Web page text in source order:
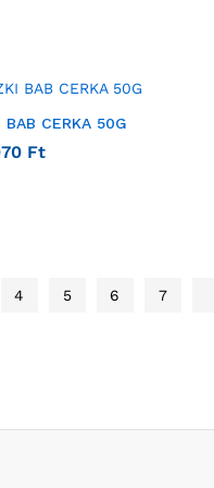
BAB CERKA 50G
Ft
4 5 6 7